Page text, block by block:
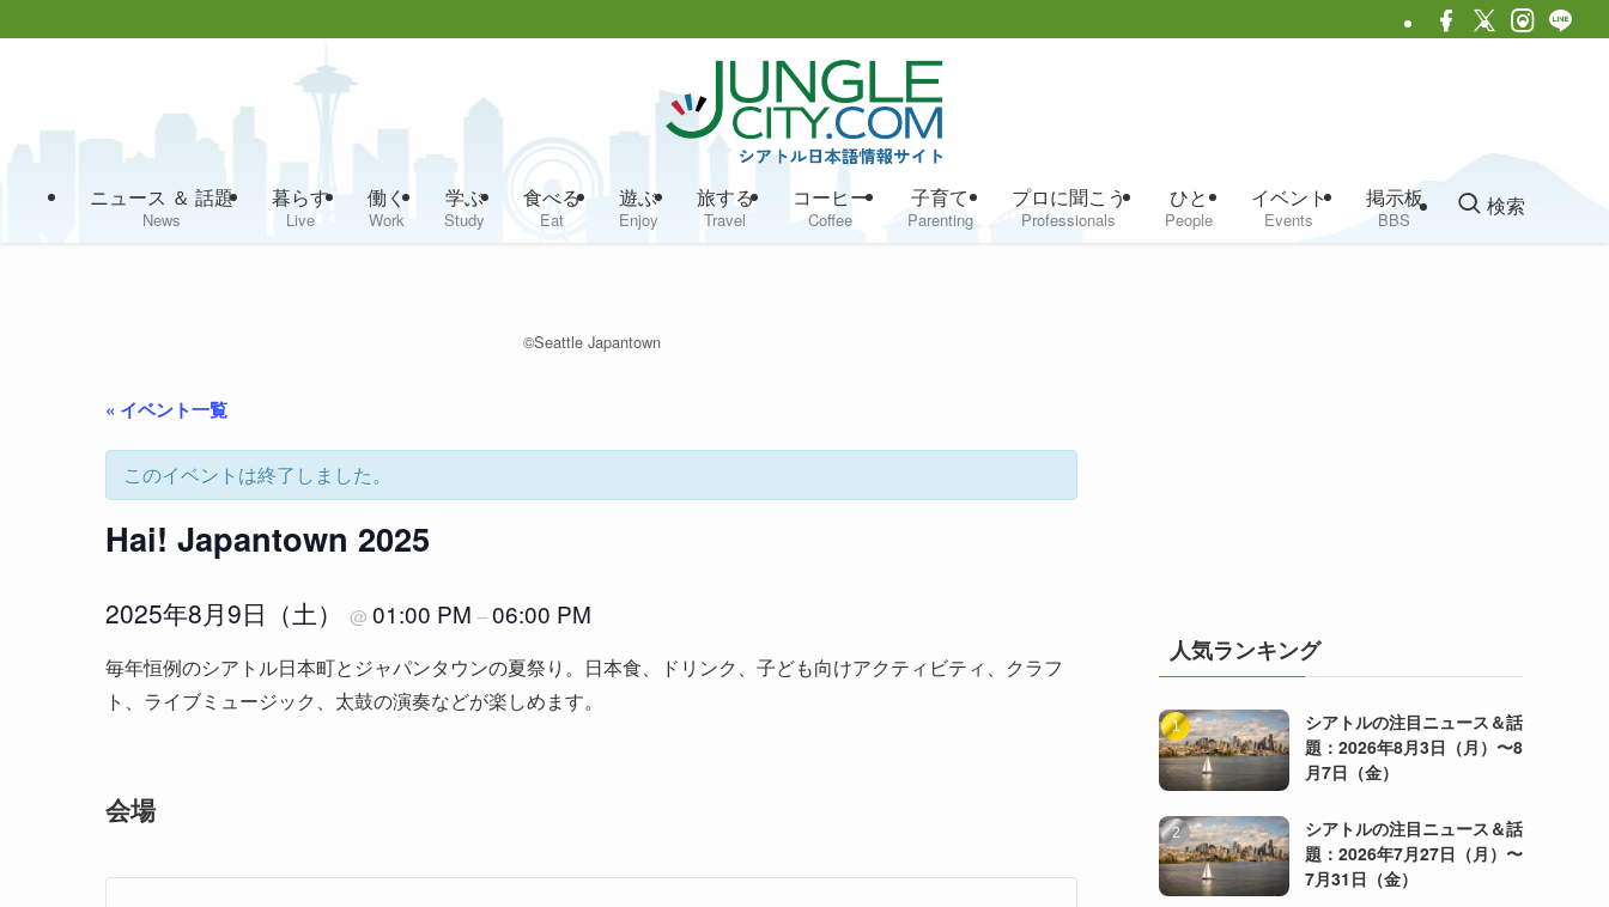
ニュース ＆ 話題
News
暮らす
Live
働く
Work
学ぶ
Study
食べる
Eat
遊ぶ
Enjoy
旅する
Travel
コーヒー
Coffee
子育て
Parenting
プロに聞こう
Professionals
ひと
People
イベント
Events
掲示板
BBS
検索
©︎Seattle Japantown
« イベント一覧
このイベントは終了しました。
Hai! Japantown 2025
2025年8月9日（土） @ 01:00 PM –06:00 PM
毎年恒例のシアトル日本町とジャパンタウンの夏祭り。日本食、ドリンク、子ども向けアクティビティ、クラフ
ト、ライブミュージック、太鼓の演奏などが楽しめます。
会場
人気ランキング
シアトルの注目ニュース＆話
題：2026年8月3日（月）〜8
月7日（金）
シアトルの注目ニュース＆話
題：2026年7月27日（月）〜
7月31日（金）